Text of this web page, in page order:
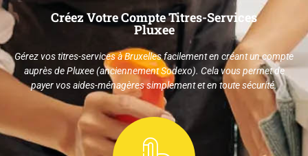
Créez Votre Compte Titres-Services
Pluxee
Gérez vos titres-services à Bruxelles facilement en créant un compte
auprès de Pluxee (anciennement Sodexo). Cela vous permet de
payer vos aides-ménagères simplement et en toute sécurité.